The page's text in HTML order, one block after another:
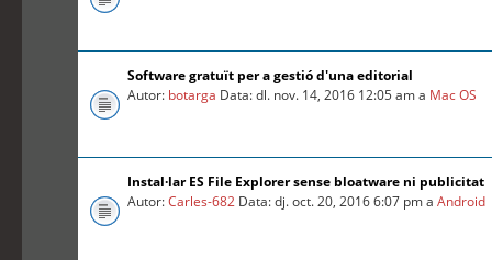
Software gratuït per a gestió d'una editorial
Autor: botarga Data: dl. nov. 14, 2016 12:05 am a Mac OS
Instal·lar ES File Explorer sense bloatware ni publicitat
Autor:Carles-682 Data: dj. oct. 20, 2016 6:07 pm aAndroid